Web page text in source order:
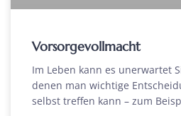
Vorsorgevollmacht
Im Leben kann es unerwartet
denen man wichtige
selbst treffen kann – zum